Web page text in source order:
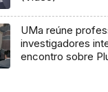
UMa reúne
investigadores
encontro sobre